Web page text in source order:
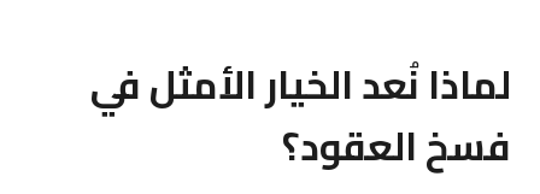
لماذا نُعد الخيار الأمثل في
فسخ العقود؟